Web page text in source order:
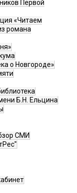
Первой
«Читаем
романа
о Новгороде»
Б.Н. Ельцина
СМИ